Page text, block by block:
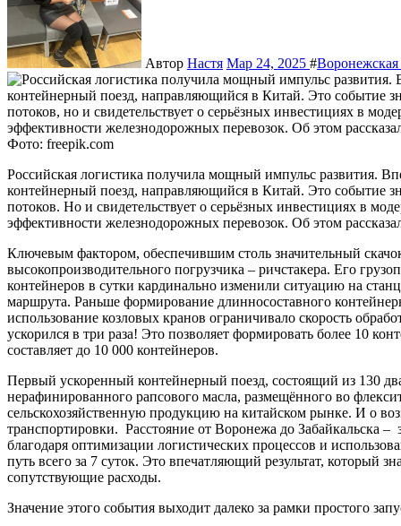
Автор Настя Мар 24, 2025 #Воронежская
Фото: freepik.com
Российская логистика получила мощный импульс развития. Впервые из Воронежа отправился ускоренный
контейнерный поезд, направляющийся в Китай. Это событие
потоков. Но и свидетельствует о серьёзных инвестициях в
эффективности железнодорожных перевозок. Об этом
Ключевым фактором, обеспечившим столь значительный
высокопроизводительного погрузчика – ричстакера. Его
контейнеров в сутки кардинально изменили ситуацию на
маршрута. Раньше формирование длинносоставного
использование козловых кранов ограничивало скорость
ускорился в три раза! Это позволяет формировать более 10
составляет до 10 000 контейнеров.
Первый ускоренный контейнерный поезд, состоящий из 130
нерафинированного рапсового масла, размещённого во
сельскохозяйственную продукцию на китайском рынке. И о
транспортировки. Расстояние от Воронежа до Забайкальска
благодаря оптимизации логистических процессов и
путь всего за 7 суток. Это впечатляющий результат, который
сопутствующие расходы.
Значение этого события выходит далеко за рамки простого